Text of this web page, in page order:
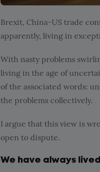
Brexit, China-US trade
apparently, living in
With nasty problems
living in the age of
of the associated words:
the problems collectively.
I argue that this view is
open to dispute.
We have always